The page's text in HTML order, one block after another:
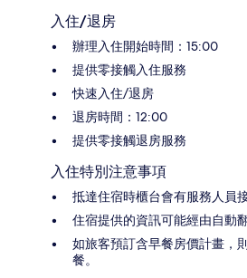
入住/退房
辦理入住開始時間：15:00
提供零接觸入住服務
快速入住/退房
退房時間：12:00
提供零接觸退房服務
入住特別注意事項
抵達住宿時櫃台會有服務人員
住宿提供的資訊可能經由自動
如旅客預訂含早餐房價計畫，
餐。